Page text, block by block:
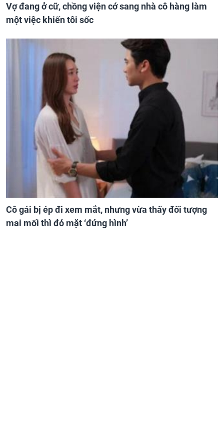
Vợ đang ở cữ, chồng viện cớ sang nhà cô hàng làm
một việc khiến tôi sốc
Cô gái bị ép đi xem mắt, nhưng vừa thấy đối tượng
mai mối thì đỏ mặt ‘đứng hình’